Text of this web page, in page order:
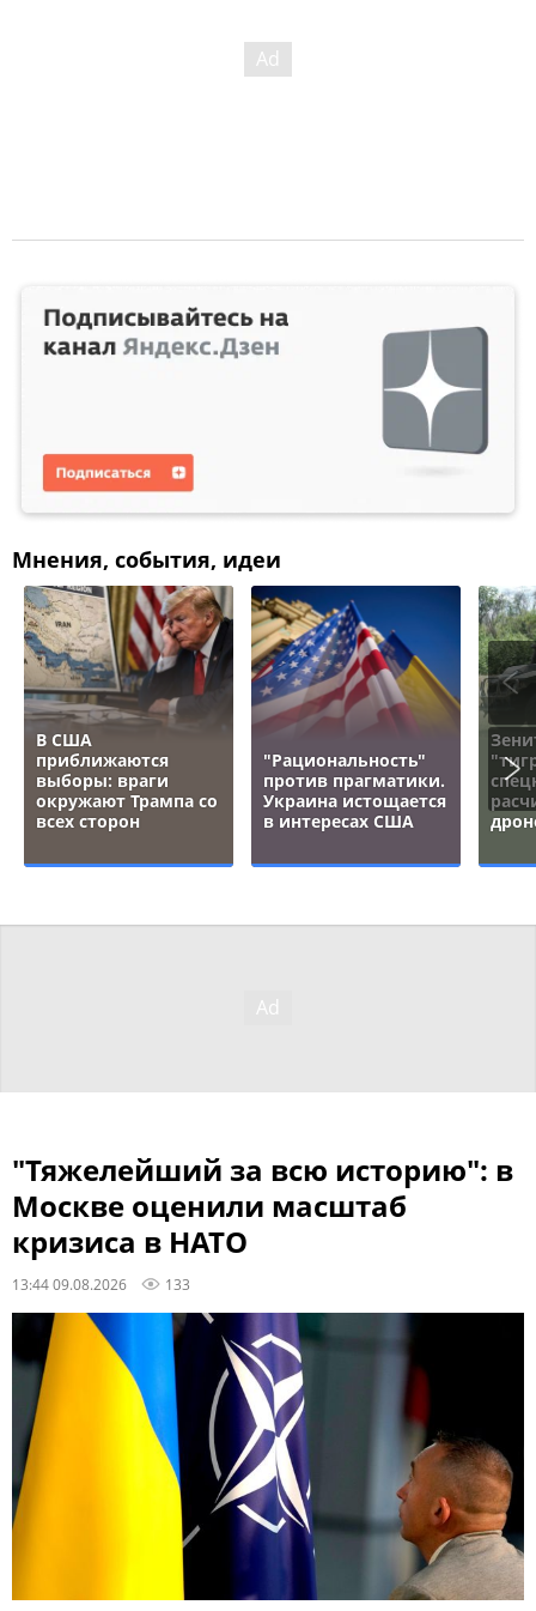
Мнения, события, идеи
В США
приближаются
выборы: враги
окружают Трампа со
всех сторон
"Рациональность"
против прагматики.
Украина истощается
в интересах США
"Тяжелейший за всю историю": в
Москве оценили масштаб
кризиса в НАТО
13:44 09.08.2026 133